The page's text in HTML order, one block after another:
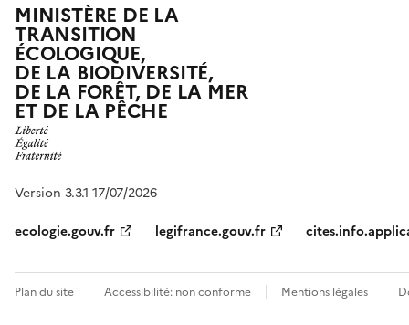
MINISTÈRE DE LA
TRANSITION
ÉCOLOGIQUE,
DE LA BIODIVERSITÉ,
DE LA FORÊT, DE LA MER
ET DE LA PÊCHE
Version 3.3.1 17/07/2026
ecologie.gouv.fr
legifrance.gouv.fr
Plan du site Accessibilité: non conforme Mentions légales